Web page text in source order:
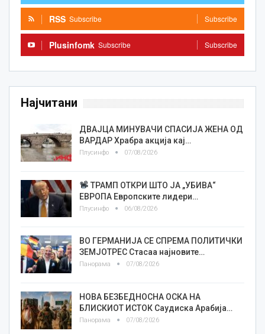
RSS Subscribe Subscribe
Plusinfomk Subscribe Subscribe
Најчитани
ДВАЈЦА МИНУВАЧИ СПАСИЈА ЖЕНА ОД
ВАРДАР Храбра акција кај…
Плусинфо 07/08/2026
ТРАМП ОТКРИ ШТО ЈА „УБИВА“
ЕВРОПА Европските лидери…
Плусинфо 06/08/2026
ВО ГЕРМАНИЈА СЕ СПРЕМА ПОЛИТИЧКИ
ЗЕМЈОТРЕС Стасаа најновите…
Панорама 07/08/2026
НОВА БЕЗБЕДНОСНА ОСКА НА
БЛИСКИОТ ИСТОК Саудиска Арабија…
Панорама 07/08/2026